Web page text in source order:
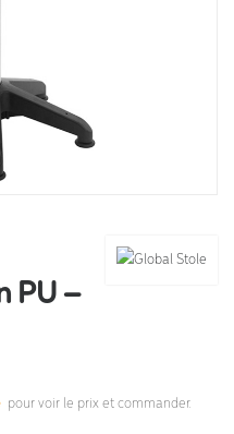
PU –
pour voir le prix et commander.